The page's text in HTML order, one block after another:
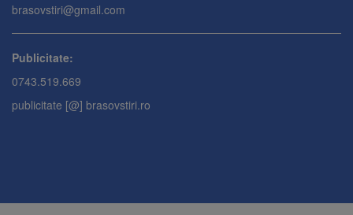
brasovstiri@gmail.com
Publicitate:
0743.519.669
publicitate [@] brasovstiri.ro